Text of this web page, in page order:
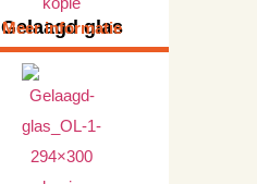
Gelaagd glas
Meer informatie